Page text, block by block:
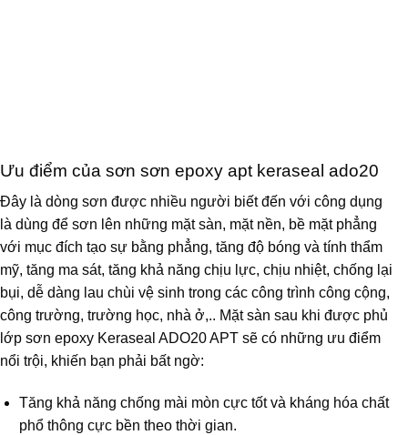
Ưu điểm của sơn sơn epoxy apt keraseal ado20
Đây là dòng sơn được nhiều người biết đến với công dụng
là dùng để sơn lên những mặt sàn, mặt nền, bề mặt phẳng
với mục đích tạo sự bằng phẳng, tăng độ bóng và tính thẩm
mỹ, tăng ma sát, tăng khả năng chịu lực, chịu nhiệt, chống lại
bụi, dễ dàng lau chùi vệ sinh trong các công trình công cộng,
công trường, trường học, nhà ở,.. Mặt sàn sau khi được phủ
lớp sơn epoxy Keraseal ADO20 APT sẽ có những ưu điểm
nổi trội, khiến bạn phải bất ngờ:
Tăng khả năng chống mài mòn cực tốt và kháng hóa chất
phổ thông cực bền theo thời gian.